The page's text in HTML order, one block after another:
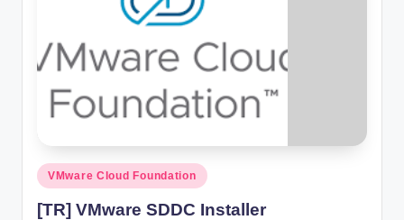
Posted
in
VMware Cloud Foundation
[TR] VMware SDDC Installer